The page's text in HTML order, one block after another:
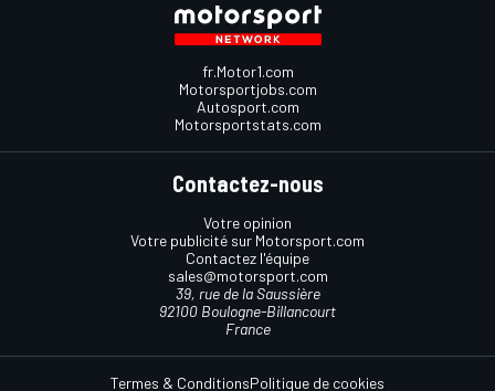
fr.Motor1.com
Motorsportjobs.com
Autosport.com
Motorsportstats.com
Contactez-nous
Votre opinion
Votre publicité sur Motorsport.com
Contactez l'équipe
sales@motorsport.com
39, rue de la Saussière
92100 Boulogne-Billancourt
France
Termes & ConditionsPolitique de cookies